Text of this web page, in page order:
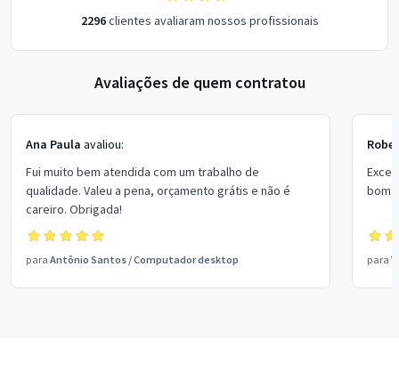
2296clientes avaliaram nossos profissionais
Avaliações de quem contratou
Ana Paula avaliou:
Fui muito bem atendida com um trabalho de
qualidade. Valeu a pena, orçamento grátis e não é
careiro. Obrigada!
para Antônio Santos /Computador desktop
bom
para